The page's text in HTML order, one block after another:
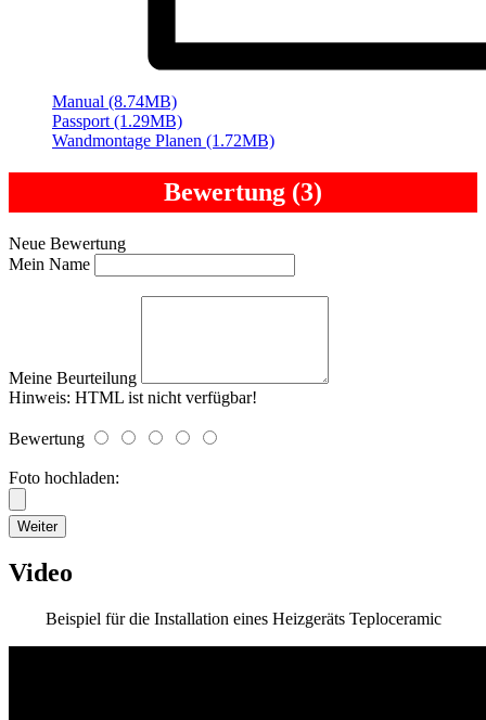
Manual (8.74MB)
Passport (1.29MB)
Wandmontage Planen (1.72MB)
Bewertung (3)
Neue Bewertung
Mein Name
Meine Beurteilung
Hinweis: HTML ist nicht verfügbar!
Bewertung
Foto hochladen:
Weiter
Video
Beispiel für die Installation eines Heizgeräts Teploceramic